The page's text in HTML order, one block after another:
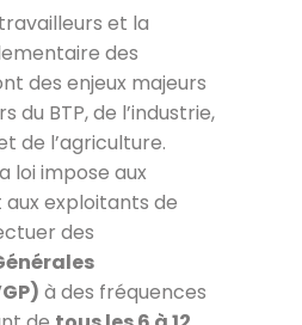
et la
des
des enjeux majeurs
du BTP, de l’industrie,
de l’agriculture.
loi impose aux
exploitants de
des
à des fréquences